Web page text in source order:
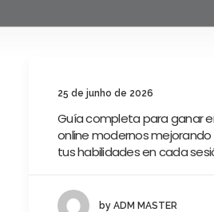
25 de junho de 2026
Guía completa para ganar
online modernos
tus habilidades en cada
by ADM MASTER